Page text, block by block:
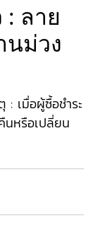
: ลาย
นม่วง
: เมื่อผู้ซื้อชำระ
นหรือเปลี่ยน